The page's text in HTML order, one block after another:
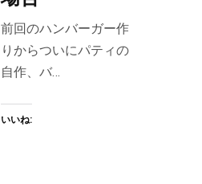
前回のハンバーガー作
りからついにパティの
自作、バ…
いいね: